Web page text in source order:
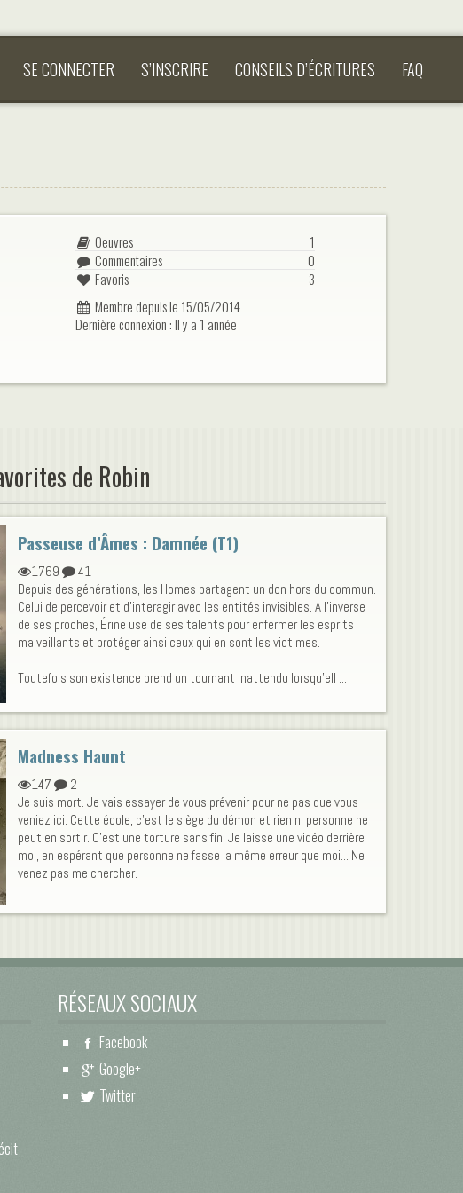
SE CONNECTER S’INSCRIRE CONSEILS D’ÉCRITURES FAQ
Oeuvres
1
Commentaires
0
Favoris
3
Membre depuis le 15/05/2014
Dernière connexion : Il y a 1 année
de Robin
Passeuse d’Âmes : Damnée (T1)
1769
41
Depuis des générations, les Homes partagent un don hors du commun.
Celui de percevoir et d’interagir avec les entités invisibles. A l'inverse
de ses proches, Érine use de ses talents pour enfermer les esprits
malveillants et protéger ainsi ceux qui en sont les victimes.
Toutefois son existence prend un tournant inattendu lorsqu'ell ...
Madness Haunt
147
2
Je suis mort. Je vais essayer de vous prévenir pour ne pas que vous
veniez ici. Cette école, c'est le siège du démon et rien ni personne ne
peut en sortir. C'est une torture sans fin. Je laisse une vidéo derrière
moi, en espérant que personne ne fasse la même erreur que moi... Ne
venez pas me chercher.
RÉSEAUX SOCIAUX
Facebook
Google+
Twitter